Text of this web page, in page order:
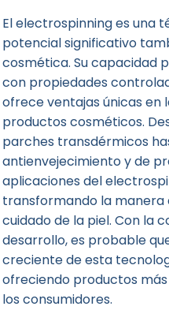
El electrospinning es una
potencial significativo
cosmética. Su capacidad
con propiedades
ofrece ventajas únicas en
productos cosméticos.
parches transdérmicos
antienvejecimiento y de
aplicaciones del
transformando la manera
cuidado de la piel. Con la
desarrollo, es probable
creciente de esta
ofreciendo productos
los consumidores.